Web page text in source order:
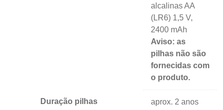
alcalinas AA
(LR6) 1,5 V,
2400 mAh
Aviso: as
pilhas não são
fornecidas com
o produto.
Duração pilhas aprox. 2 anos